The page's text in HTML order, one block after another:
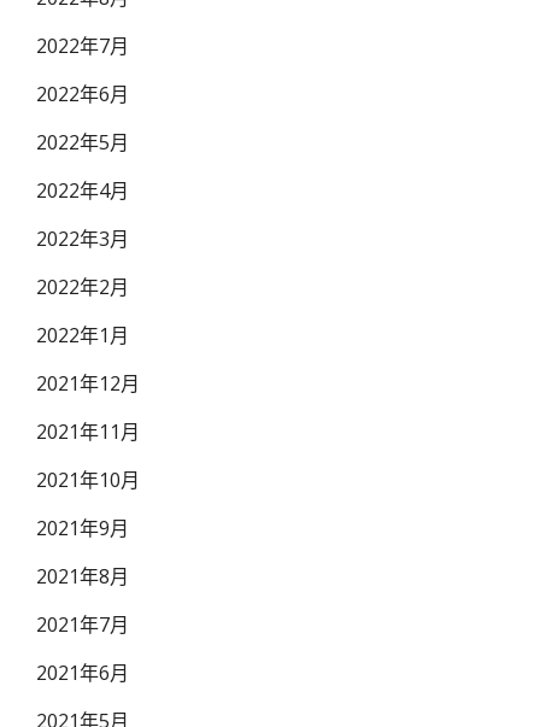
2022年7月
2022年6月
2022年5月
2022年4月
2022年3月
2022年2月
2022年1月
2021年12月
2021年11月
2021年10月
2021年9月
2021年8月
2021年7月
2021年6月
2021年5月